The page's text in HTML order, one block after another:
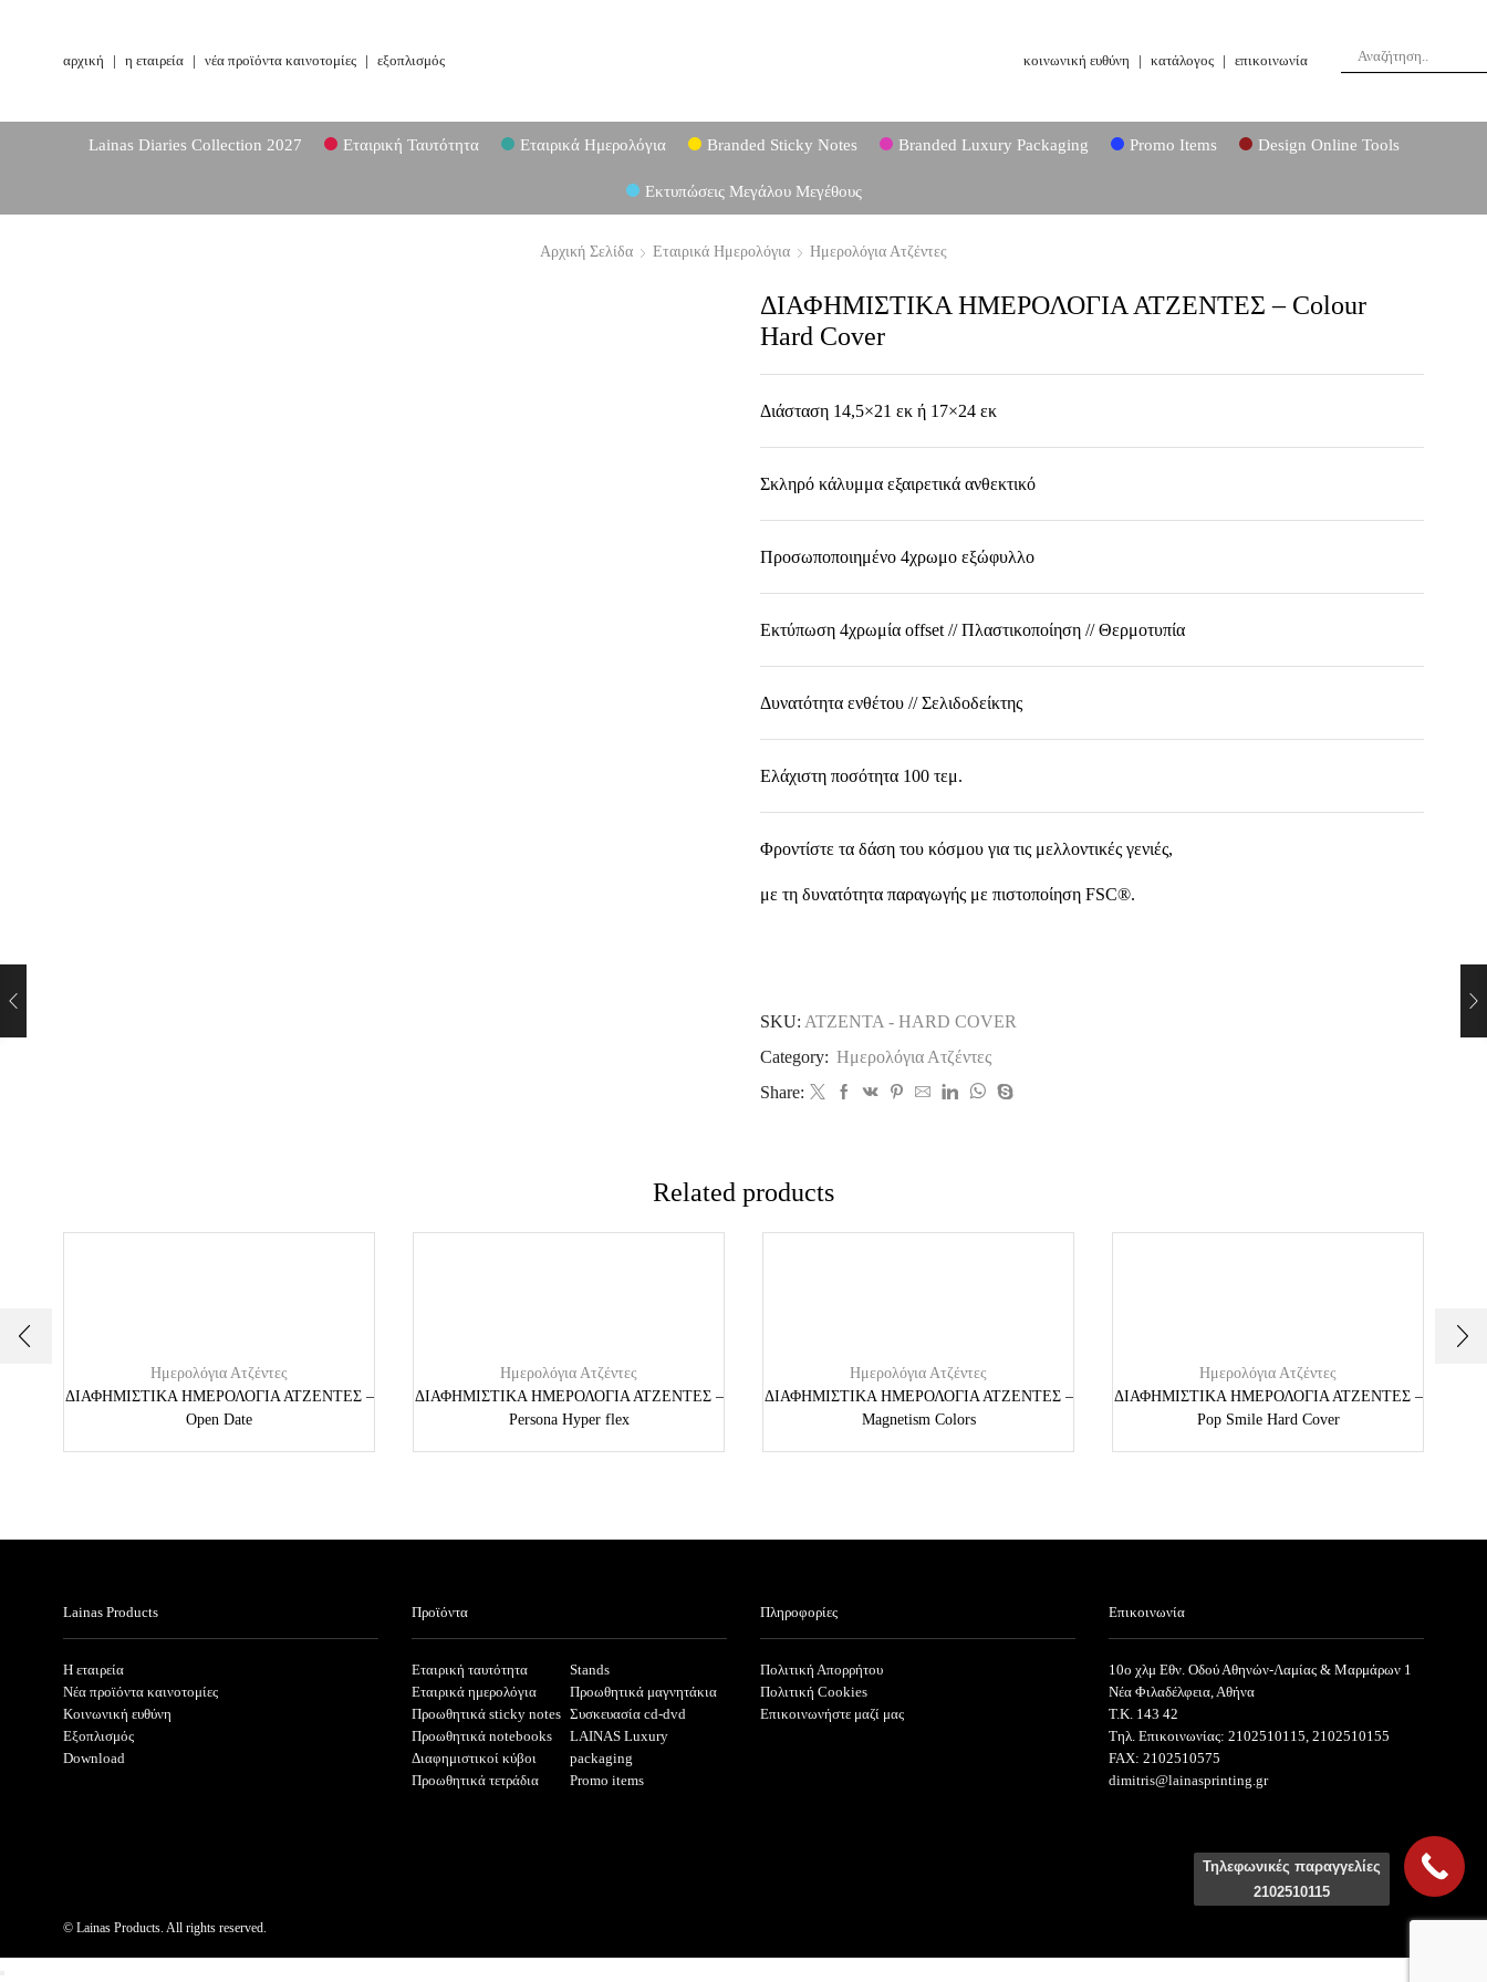
αρχική | η εταιρεία | νέα προϊόντα καινοτομίες | εξοπλισμός κοινωνική ευθύνη | κατάλογος | επικοινωνία
Lainas Diaries Collection 2027 Εταιρική Ταυτότητα Εταιρικά Ημερολόγια Branded Sticky Notes Branded Luxury Packaging Promo Items Design Online Tools
Εκτυπώσεις Μεγάλου Μεγέθους
Αρχική Σελίδα Εταιρικά Ημερολόγια Ημερολόγια Ατζέντες
ΔΙΑΦΗΜΙΣΤΙΚΑ ΗΜΕΡΟΛΟΓΙΑ ΑΤΖΕΝΤΕΣ – Colour
Hard Cover
Διάσταση 14,5×21 εκ ή 17×24 εκ
Σκληρό κάλυμμα εξαιρετικά ανθεκτικό
Προσωποποιημένο 4χρωμο εξώφυλλο
Εκτύπωση 4χρωμία οffset // Πλαστικοποίηση // Θερμοτυπία
Δυνατότητα ενθέτου // Σελιδοδείκτης
Ελάχιστη ποσότητα 100 τεμ.
Φροντίστε τα δάση του κόσμου για τις μελλοντικές γενιές,
με τη δυνατότητα παραγωγής με πιστοποίηση FSC®.
SKU: ΑΤΖΕΝΤΑ - HARD COVER
Category: Ημερολόγια Ατζέντες
Share:
Related products
Ημερολόγια Ατζέντες
ΔΙΑΦΗΜΙΣΤΙΚΑ ΗΜΕΡΟΛΟΓΙΑ ΑΤΖΕΝΤΕΣ –
Open Date
Ημερολόγια Ατζέντες
ΔΙΑΦΗΜΙΣΤΙΚΑ ΗΜΕΡΟΛΟΓΙΑ ΑΤΖΕΝΤΕΣ –
Persona Hyper flex
Ημερολόγια Ατζέντες
ΔΙΑΦΗΜΙΣΤΙΚΑ ΗΜΕΡΟΛΟΓΙΑ ΑΤΖΕΝΤΕΣ –
Magnetism Colors
Ημερολόγια Ατζέντες
ΔΙΑΦΗΜΙΣΤΙΚΑ ΗΜΕΡΟΛΟΓΙΑ ΑΤΖΕΝΤΕΣ –
Pop Smile Hard Cover
Lainas Products
Η εταιρεία
Νέα προϊόντα καινοτομίες
Κοινωνική ευθύνη
Εξοπλισμός
Download
Προϊόντα
Εταιρική ταυτότητα
Εταιρικά ημερολόγια
Προωθητικά sticky notes
Προωθητικά notebooks
Διαφημιστικοί κύβοι
Προωθητικά τετράδια
Stands
Προωθητικά μαγνητάκια
Συσκευασία cd-dvd
LAINAS Luxury
packaging
Promo items
Πληροφορίες
Πολιτική Απορρήτου
Πολιτική Cookies
Επικοινωνήστε μαζί μας
Επικοινωνία
10ο χλμ Εθν. Οδού Αθηνών-Λαμίας & Μαρμάρων 1
Νέα Φιλαδέλφεια, Αθήνα
T.K. 143 42
Τηλ. Επικοινωνίας: 2102510115, 2102510155
FAX: 2102510575
dimitris@lainasprinting.gr
© Lainas Products. All rights reserved.
Τηλεφωνικές παραγγελίες